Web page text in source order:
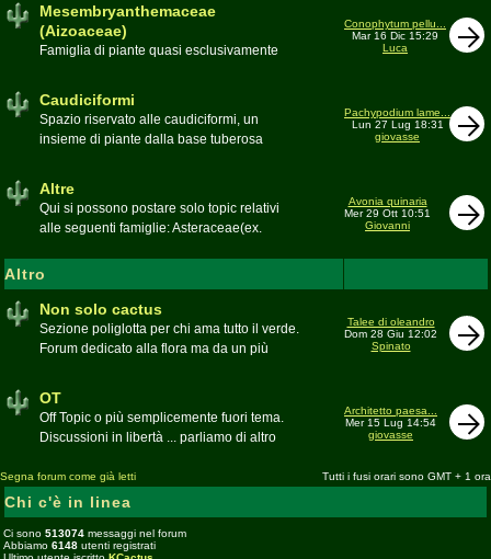
popolazioni anche nel nostro paese
Moderatorebeppe58
Mesembryanthemaceae
(Aizoaceae)
Famiglia di piante quasi esclusivamente
appartenenti alla famiglia
Conophytum pellu...
Mar 16 Dic 15:29
Luca
Caudiciformi
Spazio riservato alle caudiciformi, un
insieme di piante dalla base tuberosa
Pachypodium lame...
Lun 27 Lug 18:31
giovasse
Altre
Qui si possono postare solo topic relativi
alle seguenti famiglie: Asteraceae(ex.
Sansevieria; Lamiaceae (ex. Labiatae) gen.
Coleus e Plectranthus; Peperomiaceae gen.
Peperomia (solo specie succulente);
Geraniaceae gen. Pelargonium, Monsonia
Talinum, Portulacaria
Avonia quinaria
Mer 29 Ott 10:51
Giovanni
Altro
Non solo cactus
Sezione poliglotta per chi ama tutto il verde.
Forum dedicato alla flora ma da un più
Talee di oleandro
Dom 28 Giu 12:02
Spinato
OT
Off Topic o più semplicemente fuori tema.
Discussioni in libertà ... parliamo di altro
Architetto paesa...
Mer 15 Lug 14:54
giovasse
Segna forum come già letti Tutti i fusi orari sono GMT + 1 ora
Chi c'è in linea
Ci sono 513074 messaggi nel forum
Abbiamo 6148 utenti registrati